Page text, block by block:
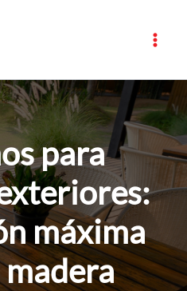
para
máxima